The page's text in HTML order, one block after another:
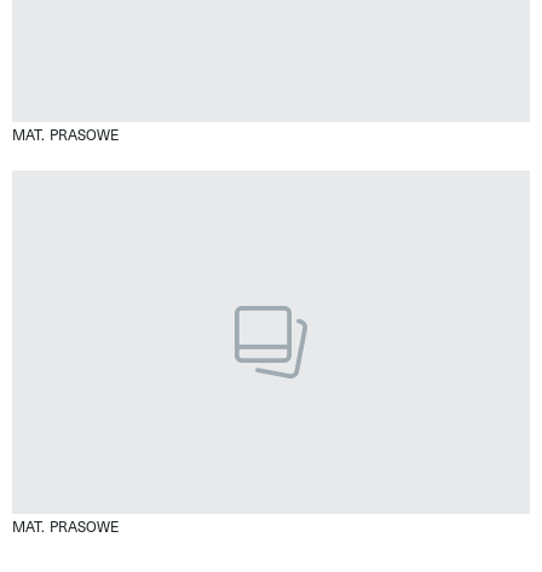
MAT. PRASOWE
MAT. PRASOWE